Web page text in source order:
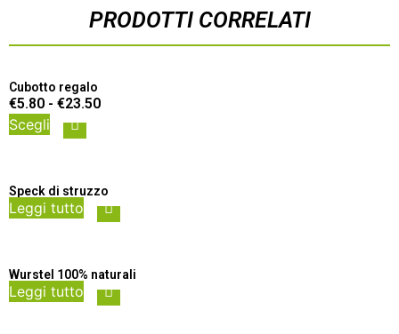
PRODOTTI CORRELATI
Cubotto regalo
€5.80 - €23.50
Scegli
Speck di struzzo
Leggi tutto
Wurstel 100% naturali
Leggi tutto